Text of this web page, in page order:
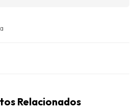
Relacionados